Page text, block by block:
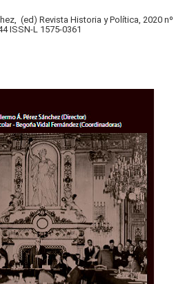
(ed) Revista Historia y Política, 2020 nº
ISSN-L 1575-0361